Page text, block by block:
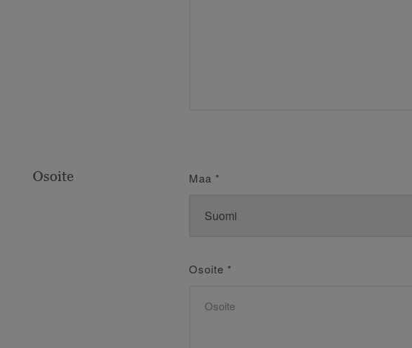
Osoite Maa *
Osoite *